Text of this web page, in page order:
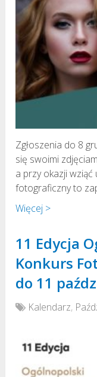
Zgłoszenia do 8
się swoimi
a przy okazji wziąć
fotograficzny to
Więcej >
11 Edycja
Konkurs
do 11
Kalendarz,